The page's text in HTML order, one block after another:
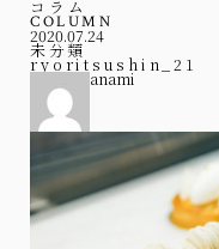
コラム
COLUMN
2020.07.24
未分類
ryoritsushin_21
anami